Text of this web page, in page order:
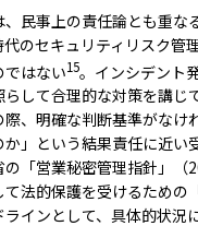
民事上の責任論とも重な
のセキュリティリスク管
ではない15。インシデント
して合理的な対策を講じ
、明確な判断基準がなけ
か」という結果責任に近い
の「営業秘密管理指針」（
法的保護を受けるための
インとして、具体的状況